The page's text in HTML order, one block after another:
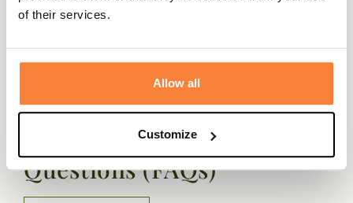
of their services.
Allow all
Customize
Binnenzool
Buitenzool 0
Questions (FAQs)